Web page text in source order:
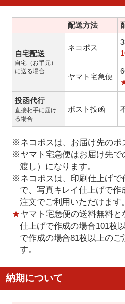
配送方法
自宅配送
自宅（お手元）
に送る場合
ネコポス
ヤマト宅急便
投函代行
直接相手に届け
る場合
ポスト投函
※ネコポスは、お届け先のポ
※ヤマト宅急便はお届け先で
渡し）になります。
※ネコポスは、印刷仕上げで
で、写真キレイ仕上げで作
注文でご利用いただけます。
★ヤマト宅急便の送料無料と
仕上げで作成の場合101枚
で作成の場合81枚以上のご
す。
納期について